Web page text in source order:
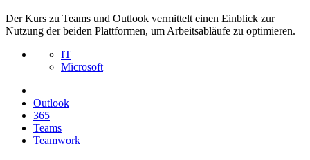
Der Kurs zu Teams und Outlook vermittelt einen Einblick zur
Nutzung der beiden Plattformen, um Arbeitsabläufe zu optimieren.
IT
Microsoft
Outlook
365
Teams
Teamwork